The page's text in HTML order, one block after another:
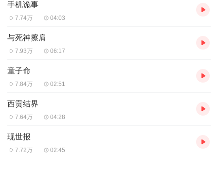
手机诡事
7.74万 04:03
与死神擦肩
7.93万 06:17
童子命
7.84万 02:51
西贡结界
7.64万 04:28
现世报
7.72万 02:45